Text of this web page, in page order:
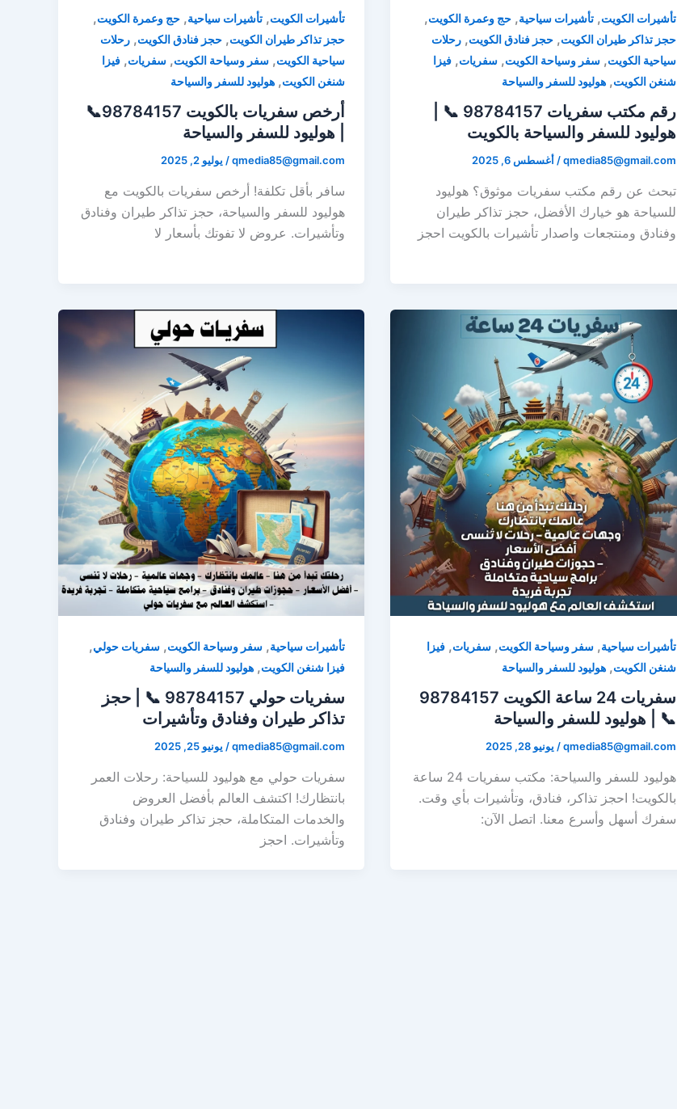
تأشيرات الكويت, تأشيرات سياحية, حج وعمرة الكويت,
حجز تذاكر طيران الكويت, حجز فنادق الكويت, رحلات
سياحية الكويت, سفر وسياحة الكويت, سفريات, فيزا
شنغن الكويت, هوليود للسفر والسياحة
رقم مكتب سفريات 98784157 📞 |
هوليود للسفر والسياحة بالكويت
qmedia85@gmail.com
/أغسطس 6, 2025
تبحث عن رقم مكتب سفريات موثوق؟ هوليود
للسياحة هو خيارك الأفضل، حجز تذاكر طيران
وفنادق ومنتجعات واصدار تأشيرات بالكويت احجز
تأشيرات الكويت,تأشيرات سياحية,حج وعمرة الكويت,
حجز تذاكر طيران الكويت,حجز فنادق الكويت,رحلات
سياحية الكويت,سفر وسياحة الكويت,سفريات,فيزا
شنغن الكويت,هوليود للسفر والسياحة
أرخص سفريات بالكويت 98784157📞
| هوليود للسفر والسياحة
qmedia85@gmail.com
/ يوليو 2, 2025
سافر بأقل تكلفة! أرخص سفريات بالكويت مع
هوليود للسفر والسياحة، حجز تذاكر طيران وفنادق
وتأشيرات. عروض لا تفوتك بأسعار لا
تأشيرات سياحية, سفر وسياحة الكويت, سفريات, فيزا
شنغن الكويت, هوليود للسفر والسياحة
سفريات 24 ساعة الكويت 98784157
📞 | هوليود للسفر والسياحة
qmedia85@gmail.com
/ يونيو 28, 2025
هوليود للسفر والسياحة: مكتب سفريات 24 ساعة
بالكويت! احجز تذاكر، فنادق، وتأشيرات بأي وقت.
سفرك أسهل وأسرع معنا. اتصل الآن:
تأشيرات سياحية,سفر وسياحة الكويت,سفريات حولي,
فيزا شنغن الكويت,هوليود للسفر والسياحة
سفريات حولي 98784157 📞 | حجز
تذاكر طيران وفنادق وتأشيرات
qmedia85@gmail.com
/ يونيو 25, 2025
سفريات حولي مع هوليود للسياحة: رحلات العمر
بانتظارك! اكتشف العالم بأفضل العروض
والخدمات المتكاملة، حجز تذاكر طيران وفنادق
وتأشيرات. احجز